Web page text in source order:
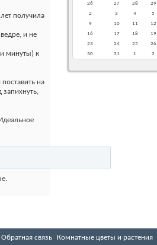
получила
и не
минуты) к
на
запихнуть,
26 27 28 29
2
3 4 5
9
10 11 12
16
17 18 19
23
24 25 26
30
31 1 2
Обратная связь Комнатные цветы и растения